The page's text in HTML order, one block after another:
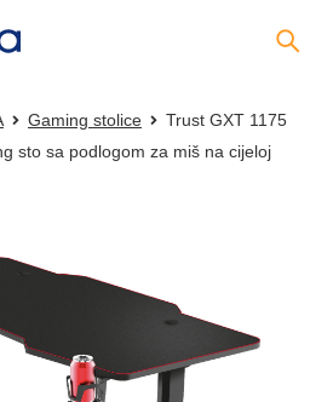
Gaming stolice
Trust GXT 1175
sto sa podlogom za miš na cijeloj